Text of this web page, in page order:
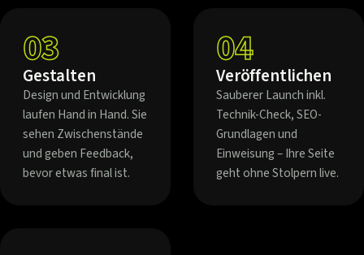
03
Gestalten
Design und Entwicklung
laufen Hand in Hand. Sie
sehen Zwischenstände
und geben Feedback,
bevor etwas final ist.
04
Veröffentlichen
Sauberer Launch inkl.
Technik-Check, SEO-
Grundlagen und
Einweisung – Ihre Seite
geht ohne Stolpern live.